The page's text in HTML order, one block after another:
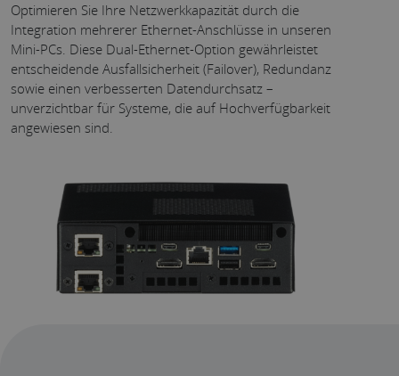
Optimieren Sie Ihre Netzwerkkapazität durch die
Integration mehrerer Ethernet-Anschlüsse in unseren
Mini-PCs. Diese Dual-Ethernet-Option gewährleistet
entscheidende Ausfallsicherheit (Failover), Redundanz
sowie einen verbesserten Datendurchsatz –
unverzichtbar für Systeme, die auf Hochverfügbarkeit
angewiesen sind.